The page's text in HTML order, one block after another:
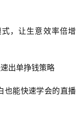
，让生意效率倍增
出单挣钱策略
也能快速学会的直播